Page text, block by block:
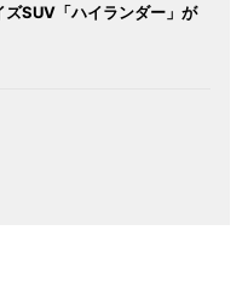
ズSUV「ハイランダー」が